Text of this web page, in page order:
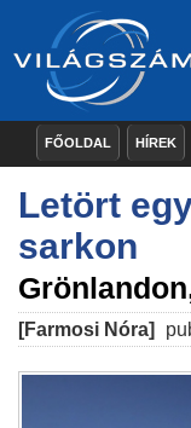
FŐOLDAL HÍREK
Letört
sarkon
[Farmosi Nóra]